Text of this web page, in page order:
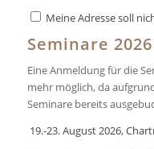
Meine Adresse soll
Seminare 2026
Eine Anmeldung für die
mehr möglich, da
Seminare bereits
19.-23. August 2026,